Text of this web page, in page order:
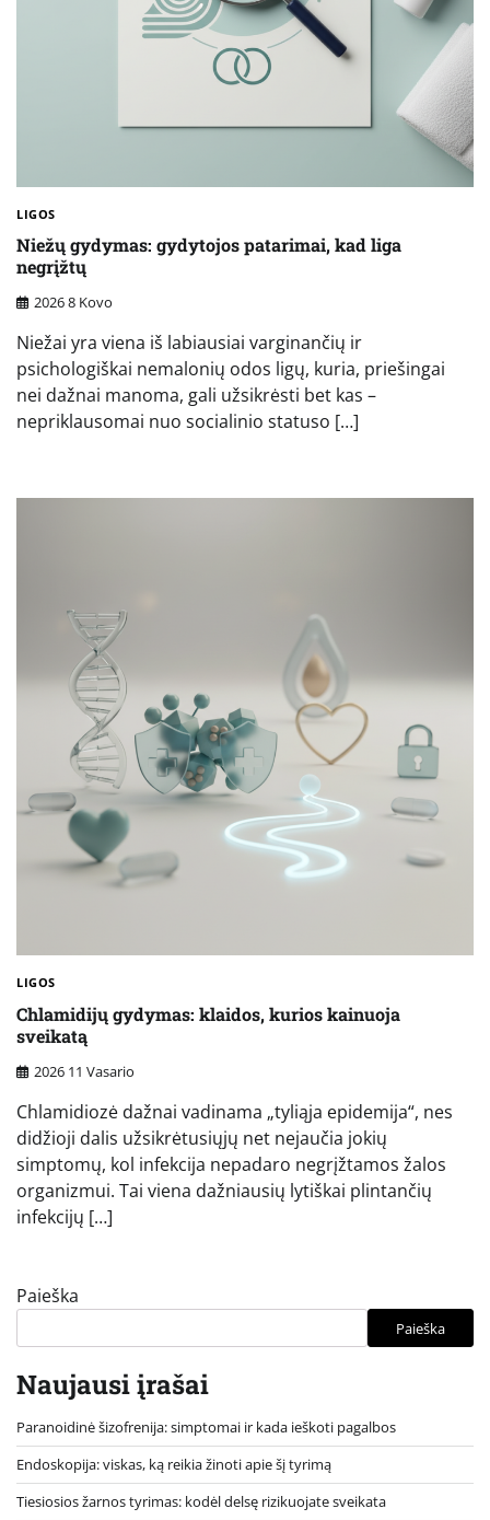
LIGOS
Niežų gydymas: gydytojos patarimai, kad liga
negrįžtų
2026 8 Kovo
Niežai yra viena iš labiausiai varginančių ir
psichologiškai nemalonių odos ligų, kuria, priešingai
nei dažnai manoma, gali užsikrėsti bet kas –
nepriklausomai nuo socialinio statuso […]
LIGOS
Chlamidijų gydymas: klaidos, kurios kainuoja
sveikatą
2026 11 Vasario
Chlamidiozė dažnai vadinama „tyliąja epidemija“, nes
didžioji dalis užsikrėtusiųjų net nejaučia jokių
simptomų, kol infekcija nepadaro negrįžtamos žalos
organizmui. Tai viena dažniausių lytiškai plintančių
infekcijų […]
Paieška
Paieška
Naujausi įrašai
Paranoidinė šizofrenija: simptomai ir kada ieškoti pagalbos
Endoskopija: viskas, ką reikia žinoti apie šį tyrimą
Tiesiosios žarnos tyrimas: kodėl delsę rizikuojate sveikata